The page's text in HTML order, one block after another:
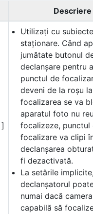
Descriere
]
Utilizați cu subiecte
staționare. Când
jumătate butonul
declanșare pentru
punctul de
deveni de la roșu
focalizarea se va
aparatul foto nu
focalizeze, punctul
focalizare va clipi
declanșarea
fi dezactivată.
La setările implicite,
declanșatorul
numai dacă
capabilă să